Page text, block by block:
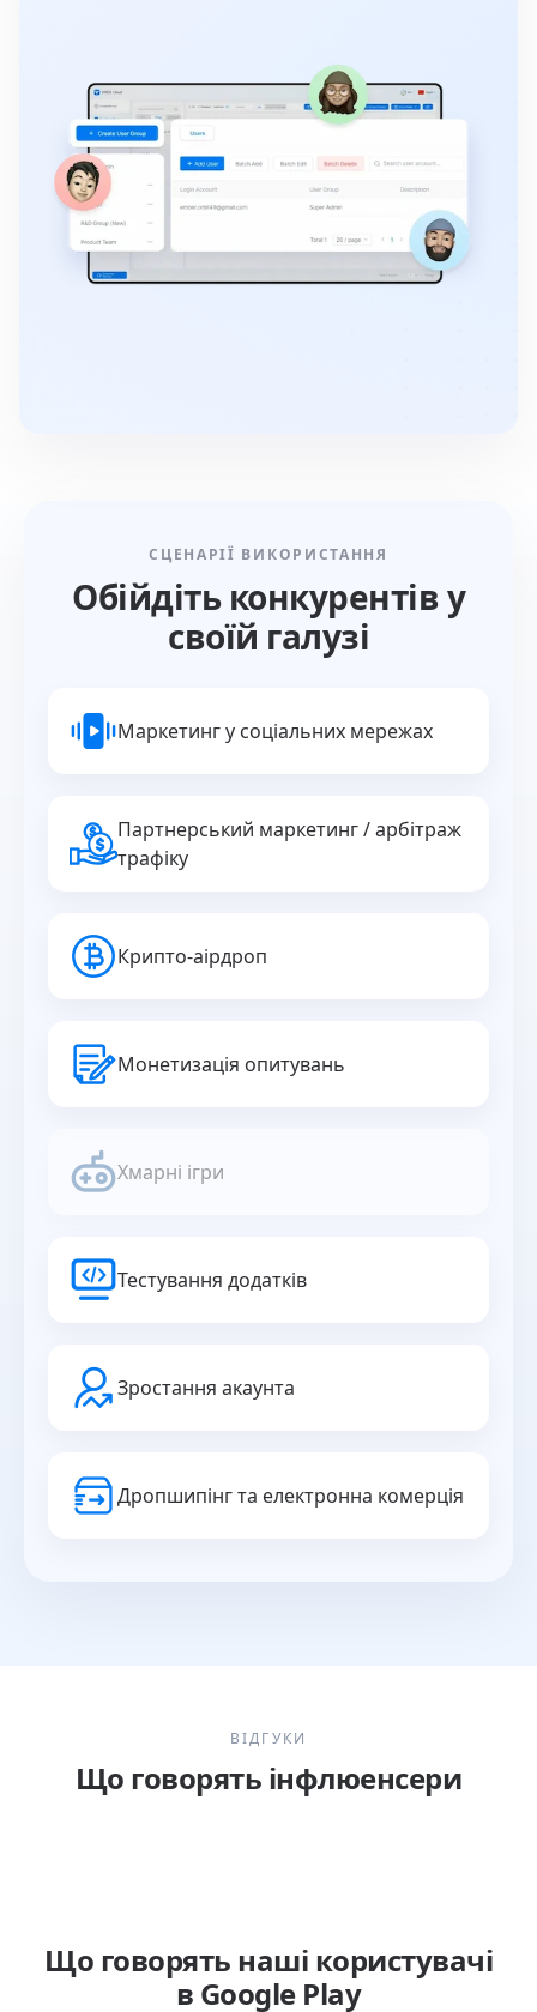
СЦЕНАРІЇ ВИКОРИСТАННЯ
Обійдіть конкурентів у
своїй галузі
Маркетинг у соціальних мережах
Партнерський маркетинг / арбітраж
трафіку
Крипто-аірдроп
Монетизація опитувань
Хмарні ігри
Тестування додатків
Зростання акаунта
Дропшипінг та електронна комерція
ВІДГУКИ
Що говорять інфлюенсери
Що говорять наші користувачі
в Google Play